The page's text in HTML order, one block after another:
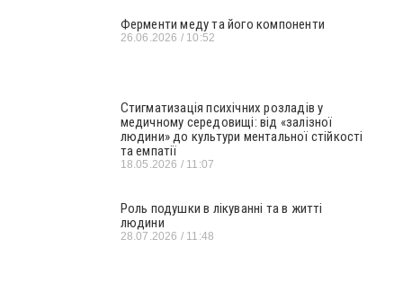
Ферменти меду та його компоненти
26.06.2026 10:52
Стигматизація психічних розладів у
медичному середовищі: від «залізної
людини» до культури ментальної стійкості
та емпатії
18.05.2026 11:07
Роль подушки в лікуванні та в житті
людини
28.07.2026 11:48